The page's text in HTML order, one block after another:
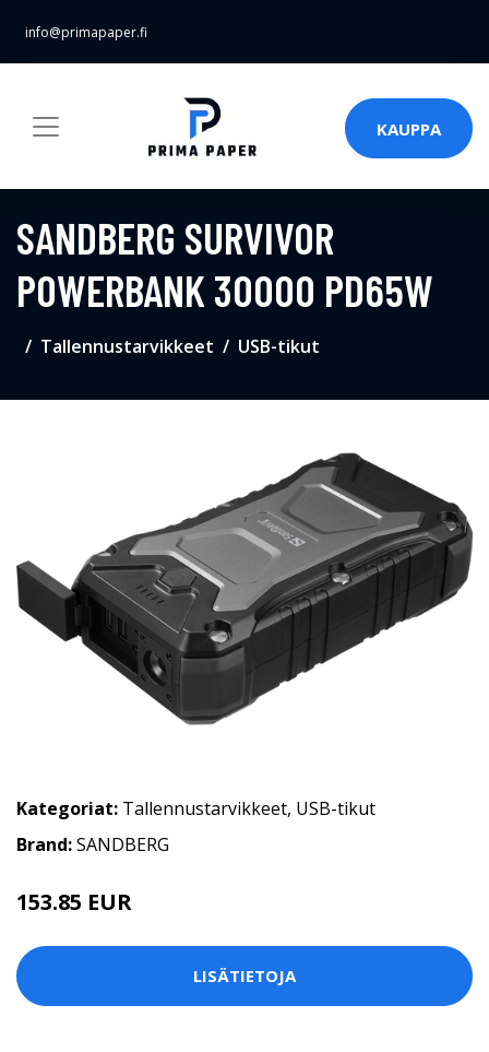
info@primapaper.fi
KAUPPA
SANDBERG SURVIVOR
POWERBANK 30000 PD65W
Tallennustarvikkeet USB-tikut
Kategoriat: Tallennustarvikkeet, USB-tikut
Brand:SANDBERG
153.85 EUR
LISÄTIETOJA